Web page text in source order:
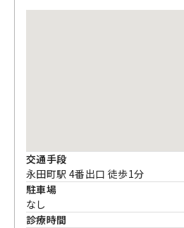
交通手段
永田町駅 4番出口 徒歩1分
駐車場
なし
診療時間